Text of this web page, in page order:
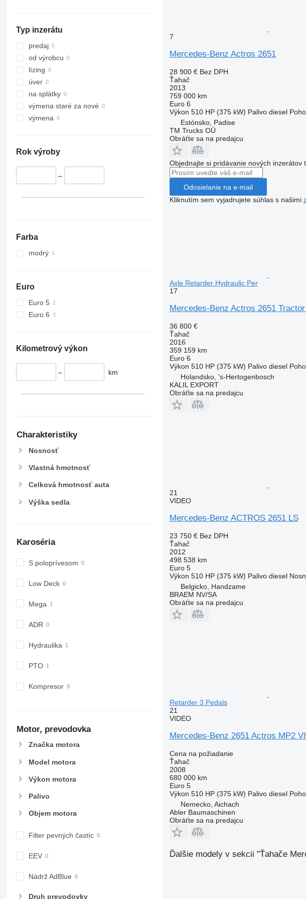
Actros 2036
Actros 2040
Actros 2043
Actros 2044
Actros 2046
Actros 2442
Actros 2443
Actros 2541
Actros 2543
Actros 2546
Actros 3351
Actros 4151
Actros 4163
Arocs 3358
Typ inzerátu
predaj
od výrobcu
lízing
úver
na splátky
výmena staré za nové
výmena
Rok výroby
–
Farba
modrý
Euro
Euro 5
Euro 6
Kilometrový výkon
– km
Charakteristiky
Nosnosť
Vlastná hmotnosť
Celková hmotnosť auta
Výška sedla
Karoséria
S poloprívesom
Low Deck
Mega
ADR
Hydraulika
PTO
Kompresor
Motor, prevodovka
Značka motora
Model motora
Výkon motora
Palivo
Objem motora
Filter pevných častíc
EEV
Nádrž AdBlue
Druh prevodovky
7
Mercedes-Benz Actros 2651
28 900 € Bez DPH
Ťahač
2013
759 000 km
Euro 6
Výkon 510 HP (375 kW) Palivo diesel
Estónsko, Padise
TM Trucks OÜ
Obráťte sa na predajcu
Objednajte si pridávanie nových inzerátov
Odosielanie na e-mail
Kliknutím sem vyjadrujete súhlas s našimi
Axle Retarder Hydraulic Per
17
Mercedes-Benz Actros 2651
36 800 €
Ťahač
2016
359 159 km
Euro 6
Výkon 510 HP (375 kW) Palivo diesel
Holandsko, 's-Hertogenbosch
KALIL EXPORT
Obráťte sa na predajcu
21
VIDEO
Mercedes-Benz ACTROS 2651 LS
23 750 € Bez DPH
Ťahač
2012
498 538 km
Euro 5
Výkon 510 HP (375 kW) Palivo diesel
Belgicko, Handzame
BRAEM NV/SA
Obráťte sa na predajcu
Retarder 3 Pedals
21
VIDEO
Mercedes-Benz 2651 Actros MP2
Cena na požiadanie
Ťahač
2008
680 000 km
Euro 5
Výkon 510 HP (375 kW) Palivo diesel
Nemecko, Aichach
Abler Baumaschinen
Obráťte sa na predajcu
Ďalšie modely v sekcii "Ťahače